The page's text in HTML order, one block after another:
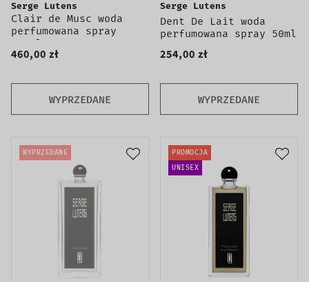
WYPRZEDANE
Serge Lutens
Clair de Musc woda
perfumowana spray
100ml
460,00 zł
WYPRZEDANE
Serge Lutens
Dent De Lait woda
perfumowana spray 50ml
254,00 zł
WYPRZEDANE
PROMOCJA
UNISEX